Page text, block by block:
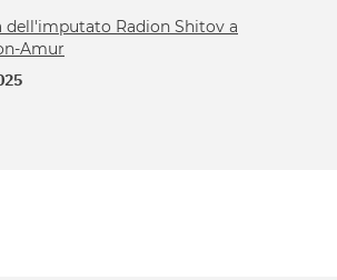
dell'imputato Radion Shitov a
Amur